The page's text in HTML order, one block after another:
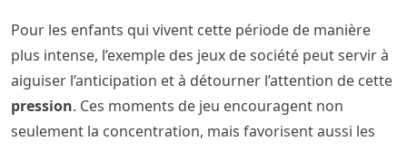
Pour les enfants qui vivent cette période de manière
plus intense, l’exemple des jeux de société peut servir à
aiguiser l’anticipation et à détourner l’attention de cette
pression. Ces moments de jeu encouragent non
seulement la concentration, mais favorisent aussi les